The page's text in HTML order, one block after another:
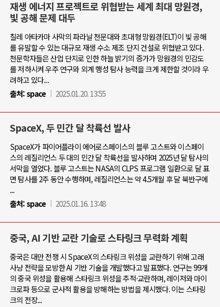
재생 에너지 프로젝트로 위협받는 세계 최대 망원경,
빛 공해 문제 대두
칠레 아타카마 사막의 파라날 천문대와 초대형 망원경(ELT)이 빛 공해
를 유발할 수 있는 대규모 재생 수소 제조 단지 건설로 위협받고 있다.
천문학자들은 산업 단지로 인한 하늘 밝기의 증가가 망원경의 민감도
를 저하시켜 우주 연구와 외계 행성 탐사 능력을 크게 제한할 것이라 우
려하고 있다...
출처:space 2025.01.20. 13:55
SpaceX, 두 민간 달 착륙선 발사
SpaceX가 파이어플라이 에어로스페이스의 블루 고스트와 이스페이
스의 레질리언스 두 대의 민간 달 착륙선을 발사하며 2025년 달 탐사의
서막을 열었다. 블루 고스트는 NASA의 CLPS 프로그램 일환으로 달 표
면 탐사를 2주 동안 수행하며, 레질리언스는 약 4.5개월 후 달 북반구에
...
출처:space 2025.01.16. 13:48
중국, AI 기반 교란 기술로 스타링크 무력화 계획
중국은 대만 전쟁 시 SpaceX의 스타링크 위성을 교란하기 위해 고래
사냥 전략을 모방한 AI 기반 기술을 개발했다고 발표했다. 연구는 99개
의 중국 위성을 활용해 스타링크 위성을 추적·교란하며, 레이저와 마이
크로파 등으로 군사적 활용을 방해하는 방법을 제시했다. 이는 스타링
크의 전장...